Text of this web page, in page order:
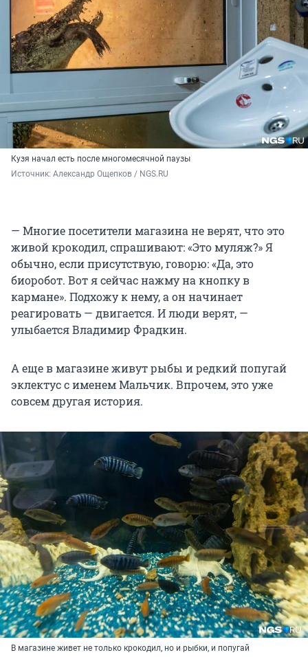
Кузя начал есть после многомесячной паузы
Источник: Александр Ощепков / NGS.RU
— Многие посетители магазина не верят, что это
живой крокодил, спрашивают: «Это муляж?» Я
обычно, если присутствую, говорю: «Да, это
биоробот. Вот я сейчас нажму на кнопку в
кармане». Подхожу к нему, а он начинает
реагировать — двигается. И люди верят, —
улыбается Владимир Фрадкин.
А еще в магазине живут рыбы и редкий попугай
эклектус с именем Мальчик. Впрочем, это уже
совсем другая история.
В магазине живет не только крокодил, но и рыбки, и попугай